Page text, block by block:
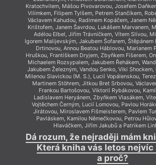
Kratochvilem, Mášou Pivovarovou, Josefem
Vilímkem, Filipem Tylšem, Petrem Stančíkem,
Václavem Kahudou, Radimem Kopáčem, Janem
Krištofem, Janem Šavrdou, Lukášem Marvanem,
Adélou Elbel, Jiřím Trávníčkem, Vítem Slívou,
Igorem Malijevským, Jakubem Šofarem, Štěpánem
Drtinovou, Annou Beatou Háblovou, Marianem
Hruškou, Františkem Dryjem, Zbyňkem Fišerem,
Michaelem Rozsypalem, Jakubem Řehákem,
Jakubem Železným, Vandou Senko, Viki
Milenou Slavickou (M. S.), Lucií Vopálenskou,
Martinem Stöhrem, Jitkou Bret Srbovou,
Frankou Bartošovou, Viktorií Rybákovou,
Ladislavem Heryánem, Zbyňkem Vlasákem,
Vojtěchem Černým, Lucií Lomovou, Pavlou
Jirátovou, Miroslavem Fišmeisterem, Pavlem
Pavláskem, Kamilou Němečkovou, Petrou
Hlaváčkem, Jiřím Jakubů a Patrikem
Dá rozum, že nejraději mám
Která kniha vás letos nejvíc
a proč?